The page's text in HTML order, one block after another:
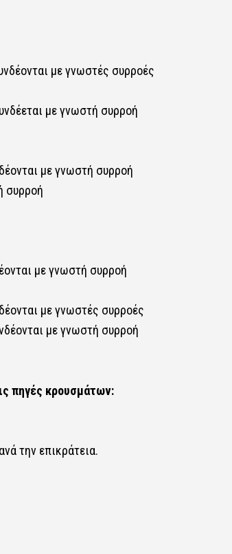
με γνωστές συρροές
με γνωστή συρροή
με γνωστή συρροή
συρροή
με γνωστή συρροή
με γνωστές συρροές
με γνωστή συρροή
πηγές κρουσμάτων:
την επικράτεια.